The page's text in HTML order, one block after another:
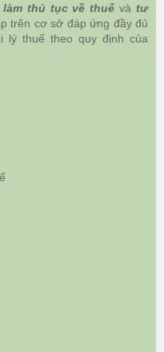
làm thủ tục về thuếvàtư
trên cơ sở đáp ứng đầy đủ
lý thuế theo quy định của